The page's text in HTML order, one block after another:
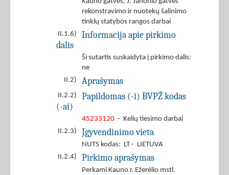
rekonstravimo ir nuotekų šalinimo
tinklų statybos rangos darbai
II.1.6)
Informacija apie pirkimo
dalis
Ši sutartis suskaidyta į pirkimo dalis:
ne
II.2)
Aprašymas
II.2.2)
Papildomas (-i) BVPŽ kodas
(-ai)
45233120 - Kelių tiesimo darbai
II.2.3)
Įgyvendinimo vieta
NUTS kodas: LT - LIETUVA
II.2.4)
Pirkimo aprašymas
Perkami Kauno r. Ežerėlio mstl.